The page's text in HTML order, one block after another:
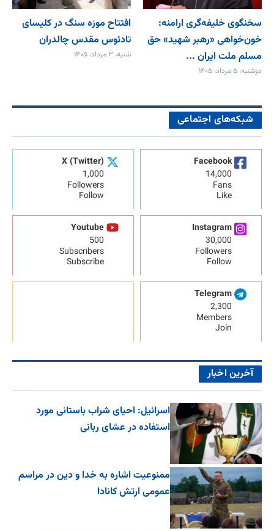
سخنگوی خلیفه‌گری ارامنه:
خون‌خواهی «رهبر شهید» حق
مسلم ملت ایران ...
دوشنبه، ۵ مرداد، ۱۴۰۵
افتتاح موزه سنگ در کلیسای
تادئوس مقدس چالدران
شنبه، ۳ مرداد، ۱۴۰۵
شبکه‌های اجتماعی
Facebook
14,000
Fans
Like
X (Twitter)
1,000
Followers
Follow
Instagram
30,000
Followers
Follow
Youtube
500
Subscribers
Subscribe
Telegram
2,300
Members
Join
آخرین اخبار
اسرائیل: احیای شراب باستانی مورد
استفاده در عشای ربانی
ممنوعیت اشاره به خدا و دین در مراسم
عمومی ارتش کانادا